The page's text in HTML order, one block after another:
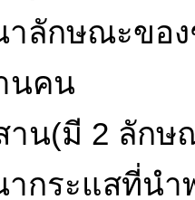
ลักษณะของ
นคน
าน(มี 2 ลักษ
กระแสที่นำ